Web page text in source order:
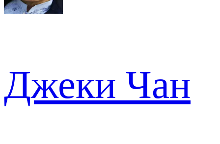
Джеки Чан